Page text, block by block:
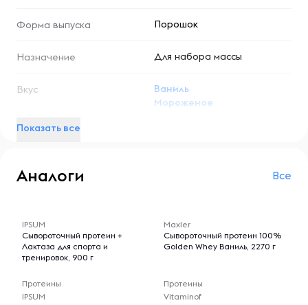
Форма выпуска Порошок
Назначение Для набора массы
Вкус
Ваниль
Мороженое
Показать все
Аналоги Все
IPSUM
Сывороточный протеин +
Лактаза для спорта и
тренировок, 900 г
Протеины
IPSUM
Maxler
Сывороточный протеин 100%
Golden Whey Ваниль, 2270 г
Протеины
Vitaminof